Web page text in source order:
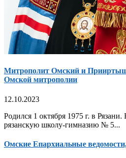
Митрополит Омский и
Омской митрополии
12.10.2023
Родился 1 октября 1975 г. в
рязанскую школу-гимназию № 5...
Омские Епархиальные